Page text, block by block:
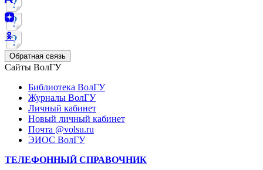
Обратная связь
Сайты ВолГУ
Библиотека ВолГУ
Журналы ВолГУ
Личный кабинет
Новый личный кабинет
Почта @volsu.ru
ЭИОС ВолГУ
ТЕЛЕФОННЫЙ СПРАВОЧНИК